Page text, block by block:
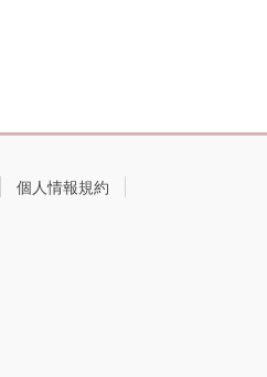
個人情報規約